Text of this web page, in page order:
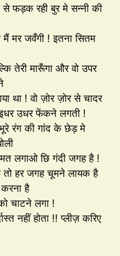
से फड़क रही बुर मे सन्नी की
मर जवँगी ! इतना सितम
तेरी मारूँगा और वो उपर
था ! वो ज़ोर ज़ोर से चादर
उधर फेंकने लगती !
रंग की गांद के छेड़ मे
लगाओ छि गंदी जगह है !
तो हर जगह चूमने लायक है
है
चाटने लगा !
नहीं होता !! प्लीज़ करिए